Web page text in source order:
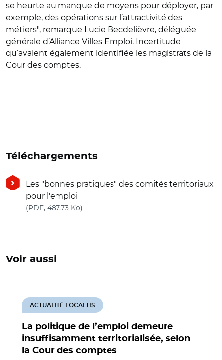
se heurte au manque de moyens pour déployer, par
exemple, des opérations sur l’attractivité des
métiers", remarque Lucie Becdelièvre, déléguée
générale d’Alliance Villes Emploi. Incertitude
qu’avaient également identifiée les magistrats de la
Cour des comptes.
Téléchargements
Les "bonnes pratiques" des comités territoriaux
pour l'emploi
(PDF, 487.73 Ko)
Voir aussi
La politique de l’emploi demeure
insuffisamment territorialisée, selon
la Cour des comptes
ACTUALITÉ LOCALTIS